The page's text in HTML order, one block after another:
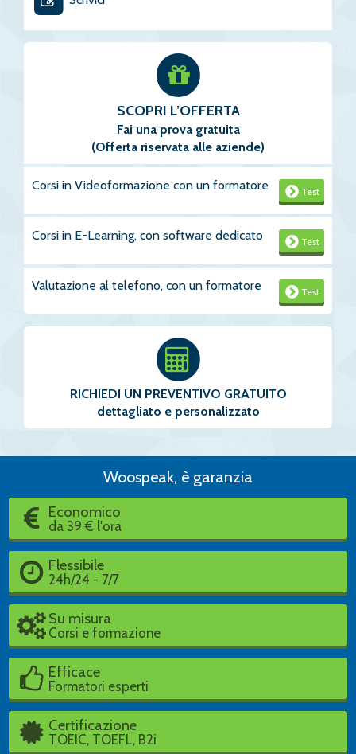
SCOPRI L’OFFERTA
Fai una prova gratuita
(Offerta riservata alle aziende)
Test
Corsi in Videoformazione con un formatore
Test
Corsi in E-Learning, con software dedicato
Test
Valutazione al telefono, con un formatore
RICHIEDI UN PREVENTIVO GRATUITO
dettagliato e personalizzato
Woospeak, è garanzia
Economico
da 39 € l'ora
Flessibile
24h/24 - 7/7
Su misura
Corsi e formazione
Efficace
Formatori esperti
Certificazione
TOEIC, TOEFL, B2i